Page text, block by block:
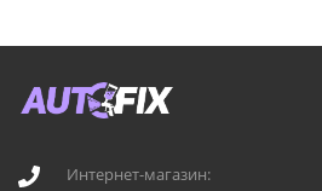
Интернет-магазин: